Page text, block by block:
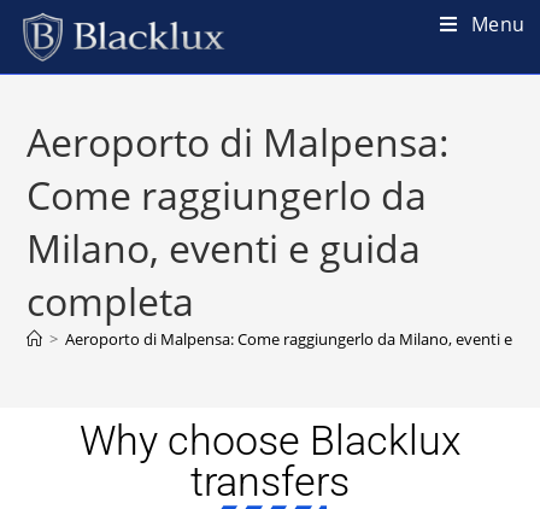
Menu
Aeroporto di Malpensa:
Come raggiungerlo da
Milano, eventi e guida
completa
> Aeroporto di Malpensa: Come raggiungerlo da Milano, eventi e
Why choose Blacklux
transfers